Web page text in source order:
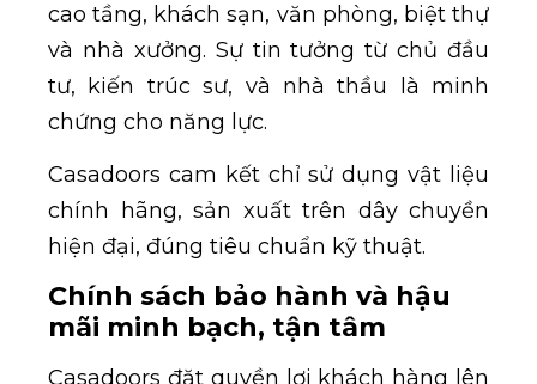
cao tầng, khách sạn, văn phòng, biệt thự
và nhà xưởng. Sự tin tưởng từ chủ đầu
tư, kiến trúc sư, và nhà thầu là minh
chứng cho năng lực.
Casadoors cam kết chỉ sử dụng vật liệu
chính hãng, sản xuất trên dây chuyền
hiện đại, đúng tiêu chuẩn kỹ thuật.
Chính sách bảo hành và hậu
mãi minh bạch, tận tâm
Casadoors đặt quyền lợi khách hàng lên